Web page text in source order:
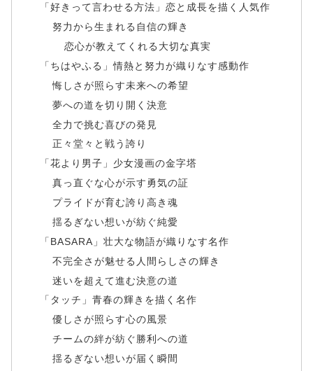
「好きって言わせる方法」恋と成長を描く人気作
努力から生まれる自信の輝き
恋心が教えてくれる大切な真実
「ちはやふる」情熱と努力が織りなす感動作
悔しさが照らす未来への希望
夢への道を切り開く決意
全力で挑む喜びの発見
正々堂々と戦う誇り
「花より男子」少女漫画の金字塔
真っ直ぐな心が示す勇気の証
プライドが育む誇り高き魂
揺るぎない想いが紡ぐ純愛
「BASARA」壮大な物語が織りなす名作
不完全さが魅せる人間らしさの輝き
迷いを超えて進む決意の道
「タッチ」青春の輝きを描く名作
優しさが照らす心の風景
チームの絆が紡ぐ勝利への道
揺るぎない想いが届く瞬間